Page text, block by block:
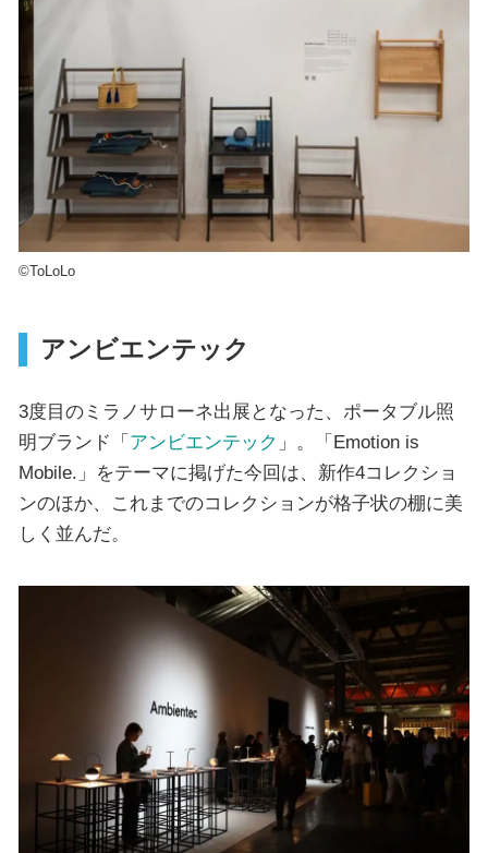
©︎ToLoLo
アンビエンテック
3度目のミラノサローネ出展となった、ポータブル照
明ブランド「 アンビエンテック 」。「Emotion is
Mobile.」をテーマに掲げた今回は、新作4コレクショ
ンのほか、これまでのコレクションが格子状の棚に美
しく並んだ。